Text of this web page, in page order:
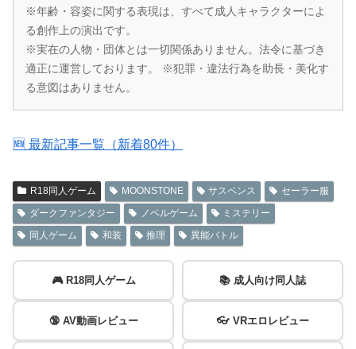
※年齢・容姿に関する表現は、すべて成人キャラクターによ
る創作上の演出です。
※実在の人物・団体とは一切関係ありません。法令に基づき
適正に運営しております。 ※犯罪・違法行為を助長・美化す
る意図はありません。
🆕 最新記事一覧（新着80件）
R18同人ゲーム MOONSTONE サスペンス
セーラー服
ダークファンタジー
ノベルゲーム
ミステリー
同人ゲーム
和装 推理 異能バトル
🎮 R18同人ゲーム 📚 成人向け同人誌
🔞 AV動画レビュー 👓 VRエロレビュー